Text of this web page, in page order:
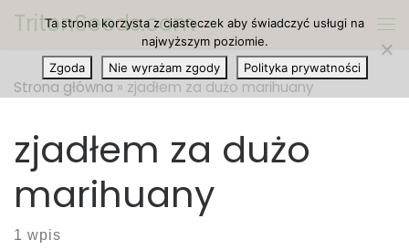
Przejdź do treści
TritonSeeds.com
Strona główna » zjadłem za dużo marihuany
zjadłem za dużo
marihuany
1 wpis
Ta strona korzysta z ciasteczek aby świadczyć usługi na
najwyższym poziomie.
Zgoda
Nie wyrażam zgody Polityka prywatności